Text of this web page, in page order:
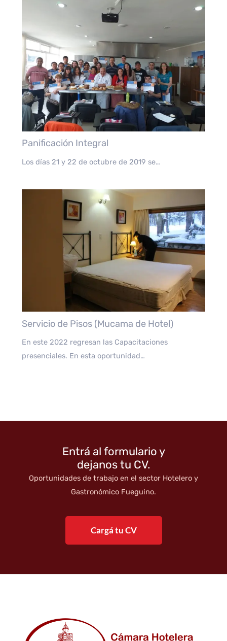
Panificación Integral
Los días 21 y 22 de octubre de 2019 se…
Servicio de Pisos (Mucama de Hotel)
En este 2022 regresan las Capacitaciones
presenciales. En esta oportunidad…
Entrá al formulario y
dejanos tu CV.
Oportunidades de trabajo en el sector Hotelero y
Gastronómico Fueguino.
Cargá tu CV